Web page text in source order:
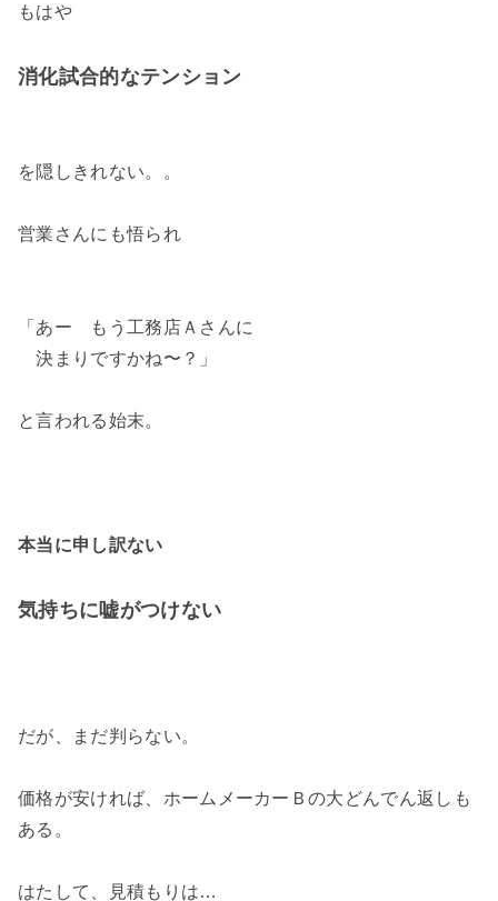
もはや
消化試合的なテンション
を隠しきれない。。
営業さんにも悟られ
「あー もう工務店Ａさんに
決まりですかね〜？」
と言われる始末。
本当に申し訳ない
気持ちに嘘がつけない
だが、まだ判らない。
価格が安ければ、ホームメーカーＢの大どんでん返しも
ある。
はたして、見積もりは…